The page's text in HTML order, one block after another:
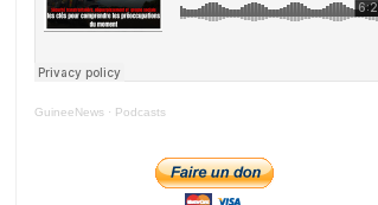
GuineeNews · Podcasts